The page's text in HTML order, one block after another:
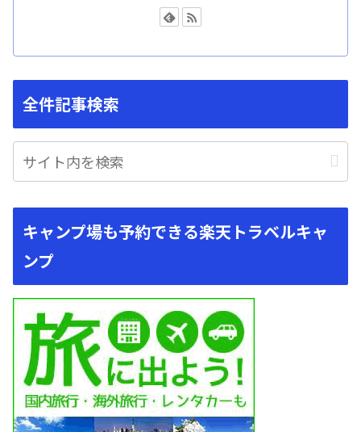
全件記事検索
キャンプ場も予約できる楽天トラベルキャ
ンプ